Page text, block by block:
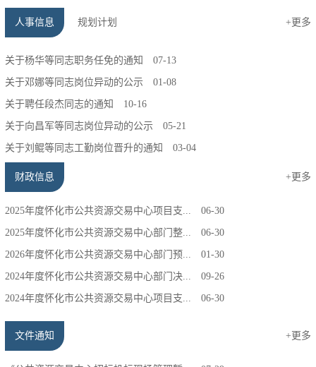
人事信息 规划计划 +更多
关于杨华等同志职务任免的通知 07-13
关于邓娜等同志岗位异动的公示 01-08
关于聘任段杰同志的通知 10-16
关于向昌军等同志岗位异动的公示 05-21
关于刘鲲等同志工勤岗位晋升的通知 03-04
财政信息 +更多
2025年度怀化市公共资源交易中心项目支... 06-30
2025年度怀化市公共资源交易中心部门整... 06-30
2026年度怀化市公共资源交易中心部门预... 01-30
2024年度怀化市公共资源交易中心部门决... 09-26
2024年度怀化市公共资源交易中心项目支... 06-30
文件通知 +更多